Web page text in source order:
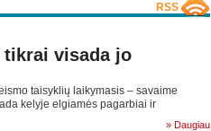
RSS
tikrai visada jo
taisyklių laikymasis – savaime
kelyje elgiamės pagarbiai ir
» Daugiau